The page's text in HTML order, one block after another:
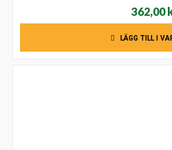
362,00
LÄGG TILL I